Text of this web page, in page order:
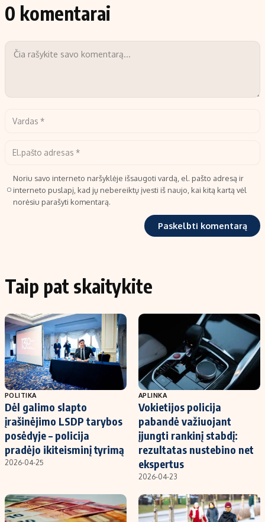
0 komentarai
Noriu savo interneto naršyklėje išsaugoti vardą, el. pašto adresą ir
interneto puslapį, kad jų nebereiktų įvesti iš naujo, kai kitą kartą vėl
norėsiu parašyti komentarą.
Taip pat skaitykite
POLITIKA
Dėl galimo slapto
įrašinėjimo LSDP tarybos
posėdyje – policija
pradėjo ikiteisminį tyrimą
2026-04-25
APLINKA
Vokietijos policija
pabandė važiuojant
įjungti rankinį stabdį:
rezultatas nustebino net
ekspertus
2026-04-23